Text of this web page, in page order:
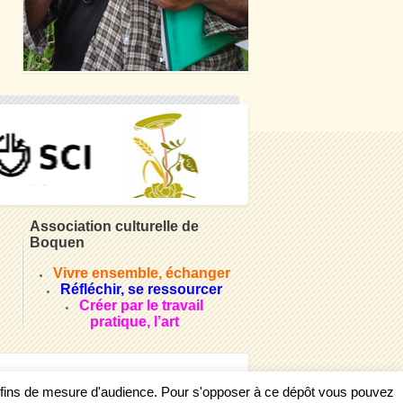
Association culturelle de
Boquen
Vivre ensemble, échanger
Réfléchir, se ressourcer
Créer par le travail
pratique, l’art
de mesure d'audience. Pour s'opposer à ce dépôt vous pouvez